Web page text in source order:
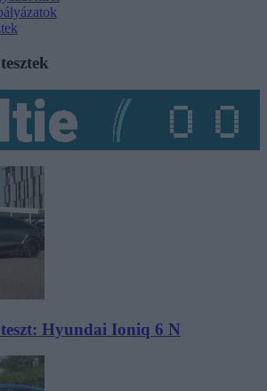
Hyundai Ioniq 6 N